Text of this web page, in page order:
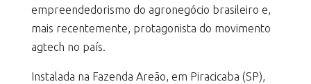
empreendedorismo do agronegócio brasileiro e,
mais recentemente, protagonista do movimento
agtech no país.
Instalada na Fazenda Areão, em Piracicaba (SP),